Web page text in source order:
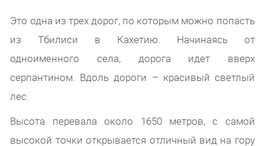
Это одна из трех дорог, по которым можно попасть
из Тбилиси в Кахетию. Начинаясь от
одноименного села, дорога идет вверх
серпантином. Вдоль дороги – красивый светлый
лес.
Высота перевала около 1650 метров, с самой
высокой точки открывается отличный вид на гору